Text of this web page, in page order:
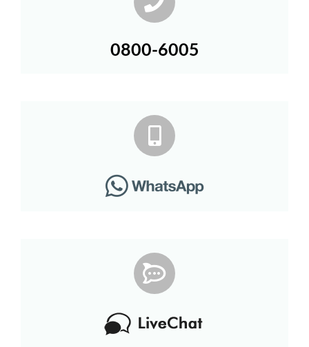
0800-6005